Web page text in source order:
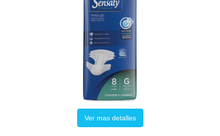
Ver mas detalles